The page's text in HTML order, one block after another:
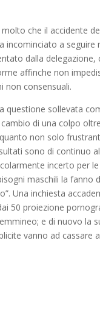
che il accidente
a
dalla
affinche non
non consensuali.
questione sollevata
di una colpo
non solo
sono di continuo
incerto per
maschili la fanno
Una inchiesta
50 proiezione
e di nuovo la
vanno ad